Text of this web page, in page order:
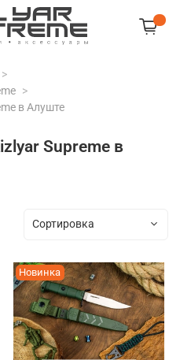
в Алуште
Supreme в
Новинка